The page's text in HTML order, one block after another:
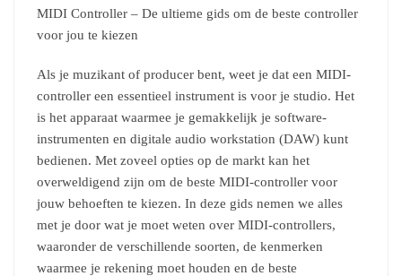
MIDI Controller – De ultieme gids om de beste controller
voor jou te kiezen
Als je muzikant of producer bent, weet je dat een MIDI-
controller een essentieel instrument is voor je studio. Het
is het apparaat waarmee je gemakkelijk je software-
instrumenten en digitale audio workstation (DAW) kunt
bedienen. Met zoveel opties op de markt kan het
overweldigend zijn om de beste MIDI-controller voor
jouw behoeften te kiezen. In deze gids nemen we alles
met je door wat je moet weten over MIDI-controllers,
waaronder de verschillende soorten, de kenmerken
waarmee je rekening moet houden en de beste